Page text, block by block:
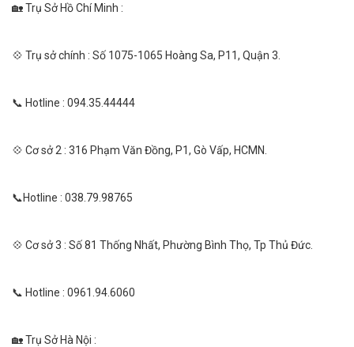
🏡 Trụ Sở Hồ Chí Minh :
💠 Trụ sở chính : Số 1075-1065 Hoàng Sa, P11, Quận 3.
📞 Hotline : 094.35.44444
💠 Cơ sở 2 : 316 Phạm Văn Đồng, P1, Gò Vấp, HCMN.
📞Hotline : 038.79.98765
💠 Cơ sở 3 : Số 81 Thống Nhất, Phường Bình Thọ, Tp Thủ Đức.
📞 Hotline : 0961.94.6060
🏡 Trụ Sở Hà Nội :